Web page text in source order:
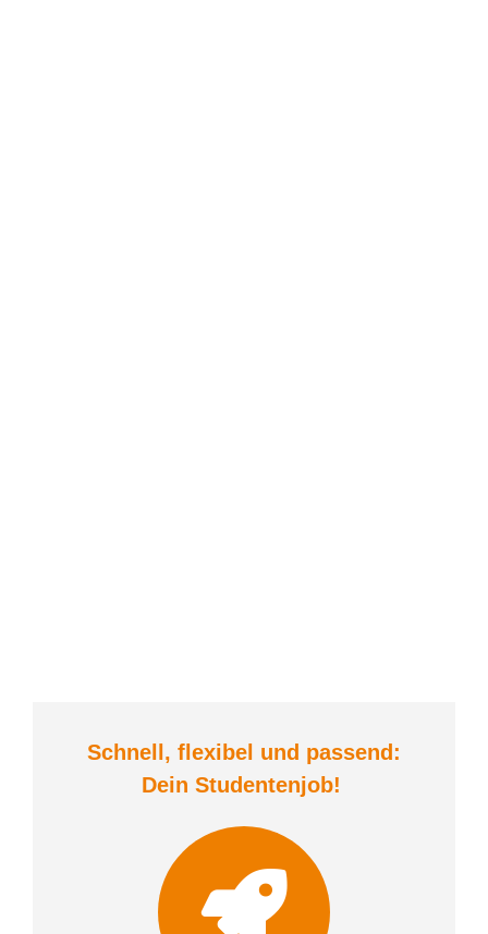
Schnell, flexibel und passend:
Dein Studentenjob!